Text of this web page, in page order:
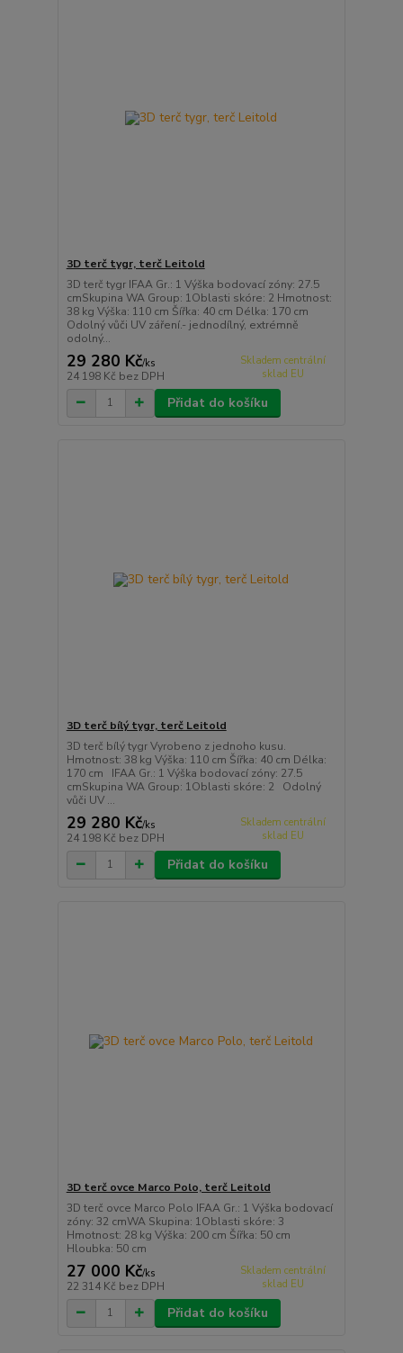
3D terč tygr, terč Leitold
3D terč tygr IFAA Gr.: 1 Výška bodovací zóny: 27.5
cmSkupina WA Group: 1Oblasti skóre: 2 Hmotnost:
38 kg Výška: 110 cm Šířka: 40 cm Délka: 170 cm
Odolný vůči UV záření.- jednodílný, extrémně
odolný...
29 280 Kč/ks
24 198 Kč bez DPH
Skladem centrální
sklad EU
Přidat do košíku
3D terč bílý tygr, terč Leitold
3D terč bílý tygr Vyrobeno z jednoho kusu.
Hmotnost: 38 kg Výška: 110 cm Šířka: 40 cm Délka:
170 cm IFAA Gr.: 1 Výška bodovací zóny: 27.5
cmSkupina WA Group: 1Oblasti skóre: 2 Odolný
vůči UV ...
29 280 Kč/ks
24 198 Kč bez DPH
Skladem centrální
sklad EU
Přidat do košíku
3D terč ovce Marco Polo, terč Leitold
3D terč ovce Marco Polo IFAA Gr.: 1 Výška bodovací
zóny: 32 cmWA Skupina: 1Oblasti skóre: 3
Hmotnost: 28 kg Výška: 200 cm Šířka: 50 cm
Hloubka: 50 cm
27 000 Kč/ks
22 314 Kč bez DPH
Skladem centrální
sklad EU
Přidat do košíku